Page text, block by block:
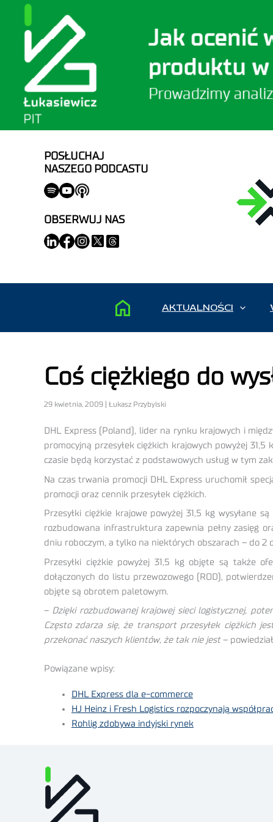
POSŁUCHAJ
NASZEGO PODCASTU
OBSERWUJ NAS
AKTUALNOŚCI
Coś ciężkiego do
29 kwietnia, 2009 | Łukasz Przybylski
DHL Express (Poland), lider na rynku krajowych i
promocyjną przesyłek ciężkich krajowych powyżej
czasie będą korzystać z podstawowych usług w tym
Na czas trwania promocji DHL Express uruchomił
promocji oraz cennik przesyłek ciężkich.
Przesyłki ciężkie krajowe powyżej 31,5 kg wysyłane
rozbudowana infrastruktura zapewnia pełny zasięg
dniu roboczym, a tylko na niektórych obszarach – do
Przesyłki ciężkie powyżej 31,5 kg objęte są także
dołączonych do listu przewozowego (ROD),
objęte są obrotem paletowym.
– Dzięki rozbudowanej krajowej sieci logistycznej,
Często zdarza się, że transport przesyłek ciężkich
przekonać naszych klientów, że tak nie jest–
Powiązane wpisy:
DHL Express dla e-commerce
HJ Heinz i Fresh Logistics rozpoczynają
Rohlig zdobywa indyjski rynek